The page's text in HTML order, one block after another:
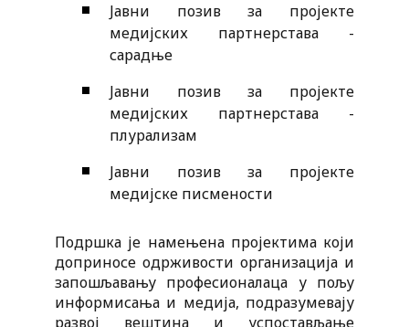
Јавни позив за пројекте
медијских партнерстава -
сарадње
Јавни позив за пројекте
медијских партнерстава -
плурализам
Јавни позив за пројекте
медијске писмености
Подршка је намењена пројектима који
доприносе одрживости организација и
запошљавању професионалаца у пољу
информисања и медија, подразумевају
развој вештина и успостављање